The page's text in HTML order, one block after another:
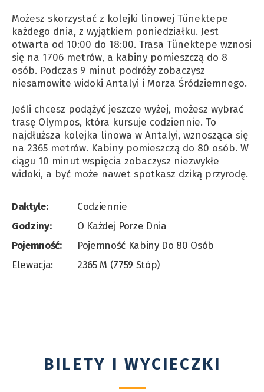
Możesz skorzystać z kolejki linowej Tünektepe
każdego dnia, z wyjątkiem poniedziałku. Jest
otwarta od 10:00 do 18:00. Trasa Tünektepe wznosi
się na 1706 metrów, a kabiny pomieszczą do 8
osób. Podczas 9 minut podróży zobaczysz
niesamowite widoki Antalyi i Morza Śródziemnego.
Jeśli chcesz podążyć jeszcze wyżej, możesz wybrać
trasę Olympos, która kursuje codziennie. To
najdłuższa kolejka linowa w Antalyi, wznosząca się
na 2365 metrów. Kabiny pomieszczą do 80 osób. W
ciągu 10 minut wspięcia zobaczysz niezwykłe
widoki, a być może nawet spotkasz dziką przyrodę.
Daktyle:
Codziennie
Godziny:
O Każdej Porze Dnia
Pojemność:
Pojemność Kabiny Do 80 Osób
Elewacja:
2365 M (7759 Stóp)
BILETY I WYCIECZKI